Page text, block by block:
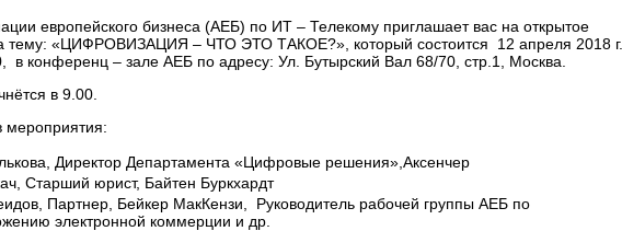
европейского бизнеса (АЕБ) по ИТ – Телекому приглашает вас на открытое
тему: «ЦИФРОВИЗАЦИЯ – ЧТО ЭТО ТАКОЕ?», который состоится 12 апреля 2018 г.,
в конференц – зале АЕБ по адресу: Ул. Бутырский Вал 68/70, стр.1, Москва.
в 9.00.
мероприятия:
Директор Департамента «Цифровые решения»,Аксенчер
Старший юрист, Байтен Буркхардт
Партнер, Бейкер МакКензи, Руководитель рабочей группы АЕБ по
электронной коммерции и др.